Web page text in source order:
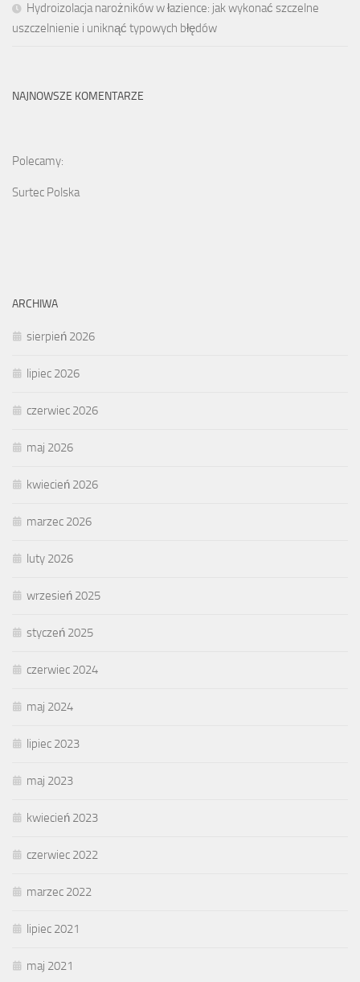
Hydroizolacja narożników w łazience: jak wykonać szczelne
uszczelnienie i uniknąć typowych błędów
NAJNOWSZE KOMENTARZE
Polecamy:
Surtec Polska
ARCHIWA
sierpień 2026
lipiec 2026
czerwiec 2026
maj 2026
kwiecień 2026
marzec 2026
luty 2026
wrzesień 2025
styczeń 2025
czerwiec 2024
maj 2024
lipiec 2023
maj 2023
kwiecień 2023
czerwiec 2022
marzec 2022
lipiec 2021
maj 2021